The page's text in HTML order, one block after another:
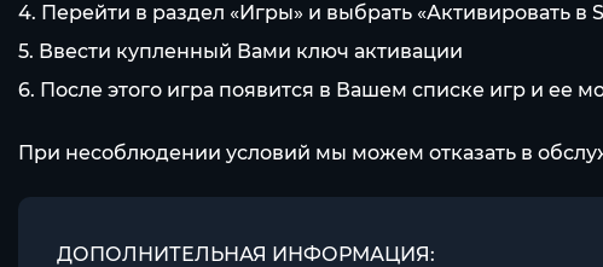
4. Перейти в раздел «Игры» и выбрать «Активировать в
5. Ввести купленный Вами ключ активации
6. После этого игра появится в Вашем списке игр и ее
При несоблюдении условий мы можем отказать в
ДОПОЛНИТЕЛЬНАЯ ИНФОРМАЦИЯ: